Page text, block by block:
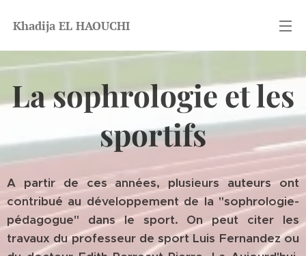
Khadija EL HAOUCHI
La sophrologie et les
sportifs
A partir de ces années, plusieurs auteurs ont
contribué au développement de la "sophrologie-
pédagogue" dans le sport. On peut citer les
travaux du professeur de sport Luis Fernandez ou